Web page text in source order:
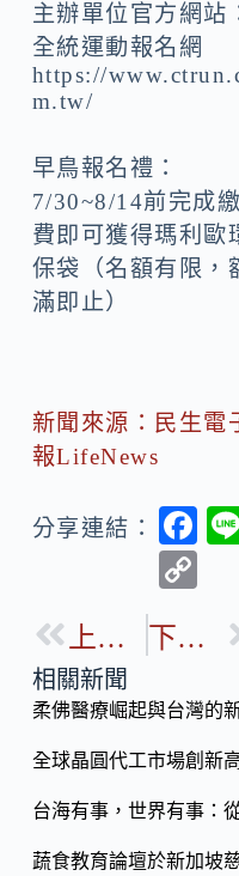
主辦單位官方網站
全統運動報名網
https://
m.tw/
早鳥報名禮：
7/30~8/14前完成繳
費即可獲得瑪利歐
保袋（名額有限，
滿即止）
新聞來源：民生電
報LifeNews
分享連結：
F
b
o
k
p
Li
n
k
上一篇 下一篇
相關新聞
柔佛醫療崛起與台灣的
全球晶圓代工市場創新
台海有事，世界有事：
蔬食教育論壇於新加坡